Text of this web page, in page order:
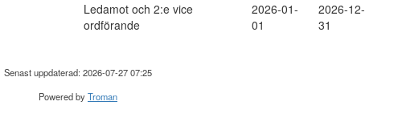
Ledamot och 2:e vice
ordförande
2026-01-
01
2026-12-
31
Senast uppdaterad: 2026-07-27 07:25
Powered byTroman